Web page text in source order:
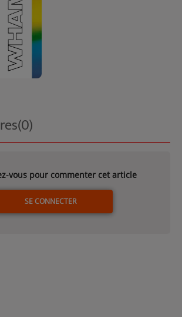
vous pour commenter cet article
SE CONNECTER